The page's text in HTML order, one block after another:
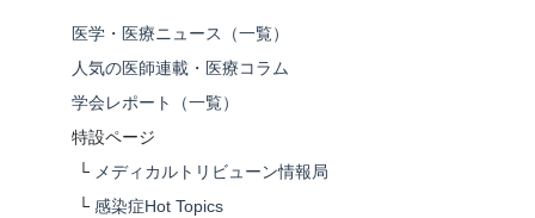
医学・医療ニュース（一覧）
人気の医師連載・医療コラム
学会レポート（一覧）
特設ページ
└ メディカルトリビューン情報局
└ 感染症Hot Topics